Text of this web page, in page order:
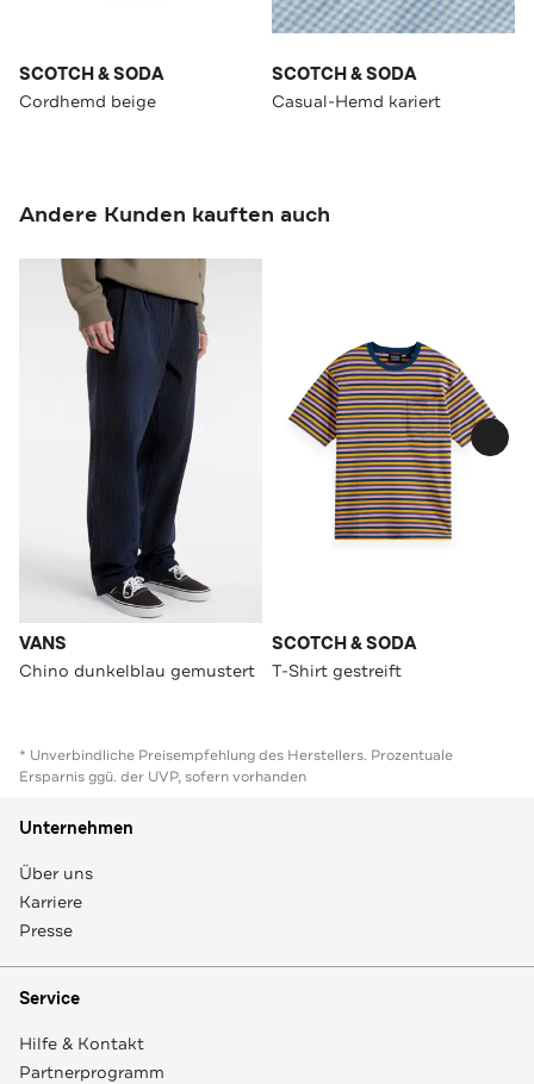
SCOTCH & SODA
Cordhemd beige
SCOTCH & SODA
Casual-Hemd kariert
Andere Kunden kauften auch
VANS
Chino dunkelblau gemustert
SCOTCH & SODA
T-Shirt gestreift
* Unverbindliche Preisempfehlung des Herstellers. Prozentuale
Ersparnis ggü. der UVP, sofern vorhanden
Unternehmen
Über uns
Karriere
Presse
Service
Hilfe & Kontakt
Partnerprogramm